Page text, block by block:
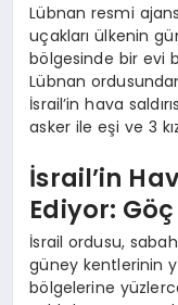
Lübnan resmi
uçakları ülkenin
bölgesinde bir evi
Lübnan
İsrail’in hava
asker ile eşi ve 3
İsrail’in
Ediyor:
İsrail ordusu,
güney kentlerinin
bölgelerine